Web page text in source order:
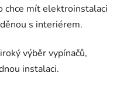
chce mít elektroinstalaci
s interiérem.
výběr vypínačů,
instalaci.